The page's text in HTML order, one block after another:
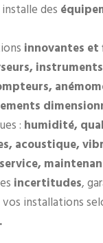
des
innovantes et
: humidité,
acoustique,
incertitudes,
installations